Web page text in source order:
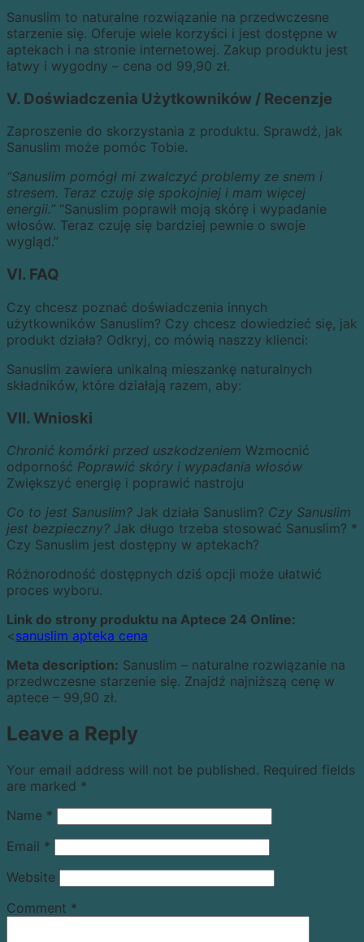
Sanuslim to naturalne rozwiązanie na przedwczesne
starzenie się. Oferuje wiele korzyści i jest dostępne w
aptekach i na stronie internetowej. Zakup produktu jest
łatwy i wygodny – cena od 99,90 zł.
V. Doświadczenia Użytkowników / Recenzje
Zaproszenie do skorzystania z produktu. Sprawdź, jak
Sanuslim może pomóc Tobie.
“Sanuslim pomógł mi zwalczyć problemy ze snem i
stresem. Teraz czuję się spokojniej i mam więcej
energii.” “Sanuslim poprawił moją skórę i wypadanie
włosów. Teraz czuję się bardziej pewnie o swoje
wygląd.”
VI. FAQ
Czy chcesz poznać doświadczenia innych
użytkowników Sanuslim? Czy chcesz dowiedzieć się, jak
produkt działa? Odkryj, co mówią naszzy klienci:
Sanuslim zawiera unikalną mieszankę naturalnych
składników, które działają razem, aby:
VII. Wnioski
Chronić komórki przed uszkodzeniem Wzmocnić
odporność Poprawić skóry i wypadania włosów
Zwiększyć energię i poprawić nastroju
Co to jest Sanuslim? Jak działa Sanuslim? Czy Sanuslim
jest bezpieczny? Jak długo trzeba stosować Sanuslim? *
Czy Sanuslim jest dostępny w aptekach?
Różnorodność dostępnych dziś opcji może ułatwić
proces wyboru.
Link do strony produktu na Aptece 24 Online:
<sanuslim apteka cena
Meta description: Sanuslim – naturalne rozwiązanie na
przedwczesne starzenie się. Znajdź najniższą cenę w
aptece – 99,90 zł.
Leave a Reply
Your email address will not be published. Required fields
are marked *
Name *
Email *
Website
Comment *